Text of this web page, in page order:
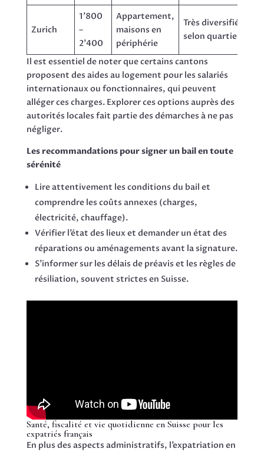
Zurich
1’800
–
2’400
Appartement,
maisons en
périphérie
Très diversifié,
selon quartier
Il est essentiel de noter que certains cantons
proposent des aides au logement pour les salariés
internationaux ou fonctionnaires, qui peuvent
alléger ces charges. Explorer ces options auprès des
autorités locales fait partie des démarches à ne pas
négliger.
Les recommandations pour signer un bail en toute
sérénité
Lire attentivement les conditions du bail et
comprendre les coûts annexes (charges,
électricité, chauffage).
Vérifier l’état des lieux et demander un état des
réparations ou aménagements avant la signature.
S’informer sur les délais de préavis et les règles de
résiliation, souvent strictes en Suisse.
Santé, fiscalité et vie quotidienne en Suisse pour les
expatriés français
En plus des aspects administratifs, l’expatriation en